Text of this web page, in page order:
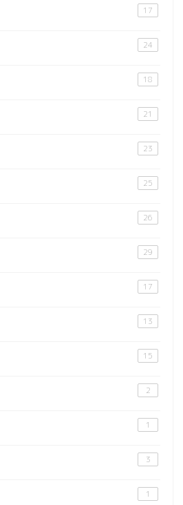
17
24
18
21
23
25
26
29
17
13
15
2
1
3
1